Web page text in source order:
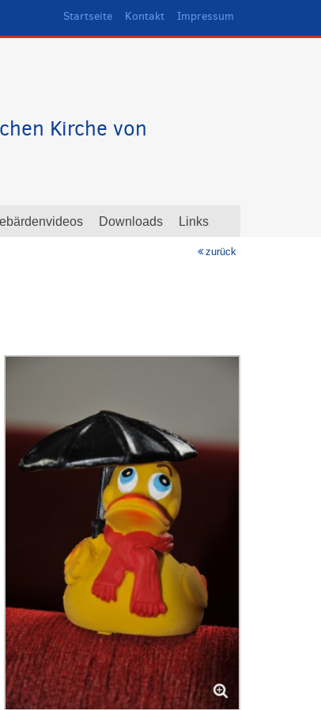
Startseite Kontakt Impressum
Kirche von
Downloads Links
zurück